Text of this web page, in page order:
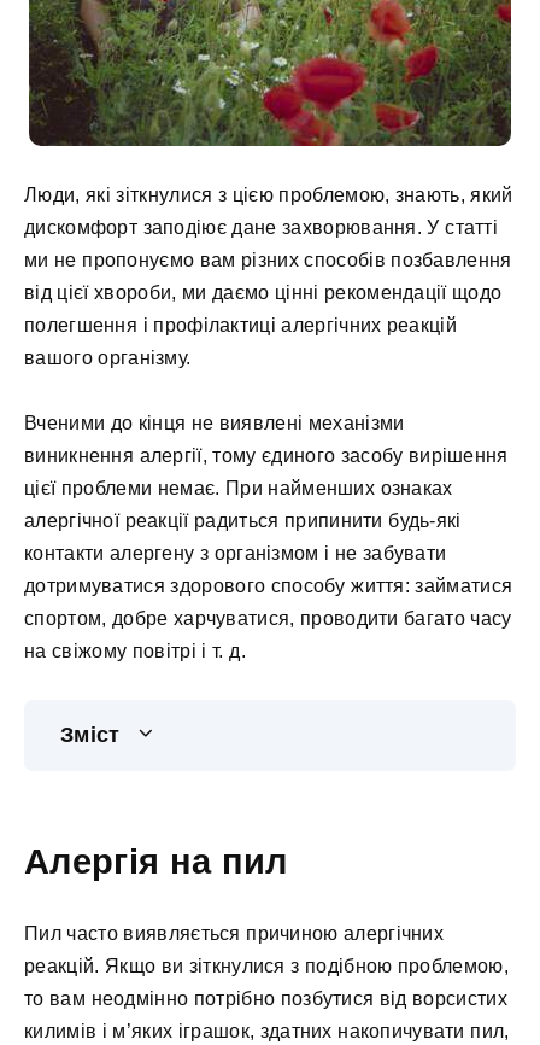
Люди, які зіткнулися з цією проблемою, знають, який
дискомфорт заподіює дане захворювання. У статті
ми не пропонуємо вам різних способів позбавлення
від цієї хвороби, ми даємо цінні рекомендації щодо
полегшення і профілактиці алергічних реакцій
вашого організму.
Вченими до кінця не виявлені механізми
виникнення алергії, тому єдиного засобу вирішення
цієї проблеми немає. При найменших ознаках
алергічної реакції радиться припинити будь-які
контакти алергену з організмом і не забувати
дотримуватися здорового способу життя: займатися
спортом, добре харчуватися, проводити багато часу
на свіжому повітрі і т. д.
Зміст
Алергія на пил
Пил часто виявляється причиною алергічних
реакцій. Якщо ви зіткнулися з подібною проблемою,
то вам неодмінно потрібно позбутися від ворсистих
килимів і м’яких іграшок, здатних накопичувати пил,